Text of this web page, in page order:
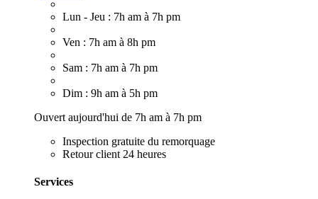
Lun - Jeu : 7h am à 7h pm
Ven : 7h am à 8h pm
Sam : 7h am à 7h pm
Dim : 9h am à 5h pm
Ouvert aujourd'hui de 7h am à 7h pm
Inspection gratuite du remorquage
Retour client 24 heures
Services